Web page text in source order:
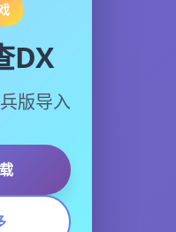
DX
版导入